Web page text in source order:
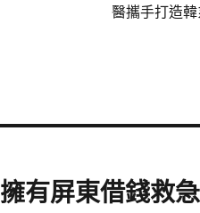
醫攜手打造
有屏東借錢救